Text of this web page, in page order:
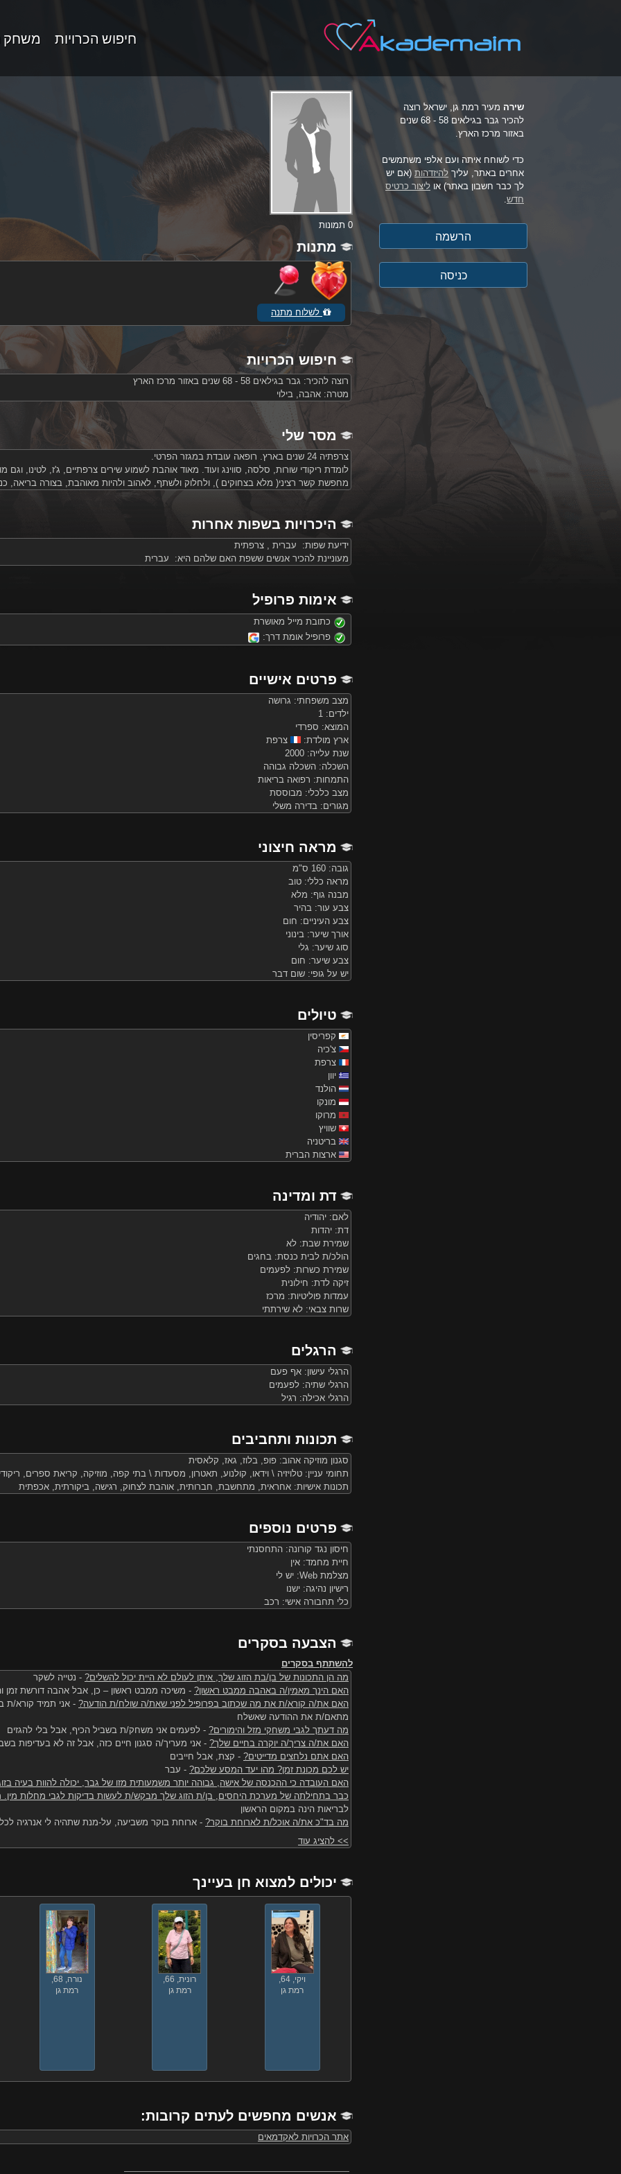
חיפוש הכרויות משחק
שירה מעיר רמת גן, ישראל רוצה
להכיר גבר בגילאים 58 - 68 שנים
באזור מרכז הארץ.
כדי לשוחח איתה ועם אלפי משתמשים
אחרים באתר, עליך להיזדהות (אם יש
לך כבר חשבון באתר) או ליצור כרטיס
חדש.
0 תמונות
מתנות
לשלוח מתנה
חיפוש הכרויות
רוצה להכיר: גבר בגילאים 58 - 68 שנים באזור מרכז הארץ
מטרה: אהבה, בילוי
מסר שלי
צרפתיה 24 שנים בארץ. רופאה עובדת במגזר הפרטי.
לומדת ריקודי שורות, סלסה, סווינג ועוד. מאוד אוהבת לשמוע שירים צרפתיים, ג'ז, לטינו, וגם
מחפשת קשר רציני( מלא בצחוקים ), ולחלוק ולשתף, לאהוב ולהיות מאוהבת, בצורה בריאה,
היכרויות בשפות אחרות
ידיעת שפות: עברית , צרפתית
מעוניינת להכיר אנשים ששפת האם שלהם היא: עברית
אימות פרופיל
כתובת מייל מאושרת
פרופיל אומת דרך:
פרטים אישיים
מצב משפחתי: גרושה
ילדים: 1
המוצא: ספרדי
ארץ מולדת:
צרפת
שנת עלייה: 2000
השכלה: השכלה גבוהה
התמחות: רפואה בריאות
מצב כלכלי: מבוססת
מגורים: בדירה משלי
מראה חיצוני
גובה: 160 ס"מ
מראה כללי: טוב
מבנה גוף: מלא
צבע עור: בהיר
צבע העיניים: חום
אורך שיער: בינוני
סוג שיער: גלי
צבע שיער: חום
יש על גופי: שום דבר
טיולים
קפריסין
צ'כיה
צרפת
יוון
הולנד
מונקו
מרוקו
שוויץ
בריטניה
ארצות הברית
דת ומדינה
לאם: יהודיה
דת: יהדות
שמירת שבת: לא
הולכ/ת לבית כנסת: בחגים
שמירת כשרות: לפעמים
זיקה לדת: חילונית
עמדות פוליטיות: מרכז
שרות צבאי: לא שירתתי
הרגלים
הרגלי עישון: אף פעם
הרגלי שתיה: לפעמים
הרגלי אכילה: רגיל
תכונות ותחביבים
סגנון מוזיקה אהוב: פופ, בלוז, גאז, קלאסית
תחומי עניין: טלויזיה \ וידאו, קולנוע, תאטרון, מסעדות \ בתי קפה, מוזיקה, קריאת ספרים,
תכונות אישיות: אחראית, מתחשבת, חברותית, אוהבת לצחוק, רגישה, ביקורתית, אכפתית
פרטים נוספים
חיסון נגד קורונה: התחסנתי
חיית מחמד: אין
מצלמת Web: יש לי
רישיון נהיגה: ישנו
כלי תחבורה אישי: רכב
הצבעה בסקרים
להשתתף בסקרים
מה הן התכונות של בן/בת הזוג שלך, איתן לעולם לא היית יכול להשלים? - נטייה לשקר
האם הינך מאמין/ה באהבה ממבט ראשון? - משיכה ממבט ראשון – כן, אבל אהבה דורשת זמן
האם את/ה קורא/ת את מה שכתוב בפרופיל לפני שאת/ה שולח/ת הודעה? - אני תמיד קורא/ת
מתאם/ת את ההודעה שאשלח
מה דעתך לגבי משחקי מזל והימורים? - לפעמים אני משחק/ת בשביל הכיף, אבל בלי להגזים
האם את/ה צריך/ה יוקרה בחיים שלך? - אני מעריך/ה סגנון חיים כזה, אבל זה לא בעדיפות
האם אתם נלחצים מדייטים? - קצת, אבל חייבים
יש לכם מכונת זמן? מהו יעד המסע שלכם? - עבר
האם העובדה כי ההכנסה של אישה, גבוהה יותר משמעותית מזו של גבר, יכולה להוות בעיה
כבר בתחילתה של מערכת היחסים, בן/ת הזוג שלך מבקש/ת לעשות בדיקות לגבי מחלות מין.
לבריאות הינה במקום הראשון
מה בד"כ את/ה אוכל/ת לארוחת בוקר? - ארוחת בוקר משביעה, על-מנת שתהיה לי אנרגיה לכל
>> להציג עוד
יכולים למצוא חן בעיינך
ויקי, 64,
רמת גן
רונית, 66,
רמת גן
נורה, 68,
רמת גן
אנשים מחפשים לעתים קרובות:
אתר הכרויות לאקדמאים